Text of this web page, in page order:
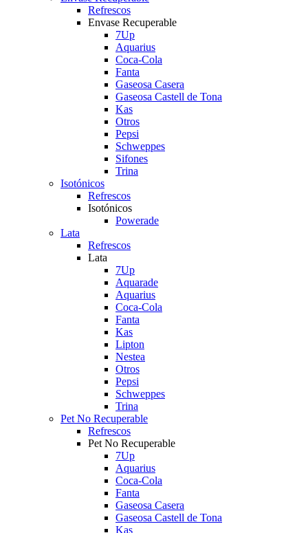
Refrescos
Envase Recuperable
7Up
Aquarius
Coca-Cola
Fanta
Gaseosa Casera
Gaseosa Castell de Tona
Kas
Otros
Pepsi
Schweppes
Sifones
Trina
Isotónicos
Refrescos
Isotónicos
Powerade
Lata
Refrescos
Lata
7Up
Aquarade
Aquarius
Coca-Cola
Fanta
Kas
Lipton
Nestea
Otros
Pepsi
Schweppes
Trina
Pet No Recuperable
Refrescos
Pet No Recuperable
7Up
Aquarius
Coca-Cola
Fanta
Gaseosa Casera
Gaseosa Castell de Tona
Kas